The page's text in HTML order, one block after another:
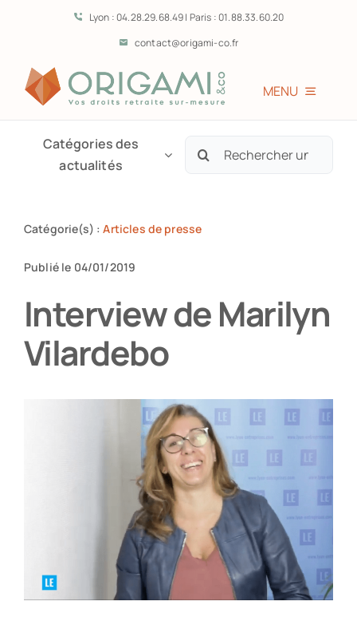
contenu
Lyon : 04.28.29.68.49 | Paris : 01.88.33.60.20
contact@origami-co.fr
MENU
Vous êtes?
Témoignages
Partenaires
Recrutement
Actualités
Contact
Catégories des
actualités
Rechercher:
Catégorie(s) :Articles de presse
Publié le 04/01/2019
Interview de Marilyn
Vilardebo